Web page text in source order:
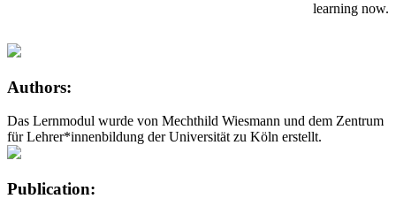
learning now.
Authors:
Das Lernmodul wurde von Mechthild Wiesmann und dem Zentrum
für Lehrer*innenbildung der Universität zu Köln erstellt.
Publication: